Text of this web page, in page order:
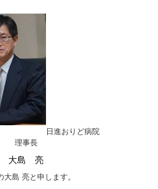
日進おりど病院
理事長
大島 亮
島 亮と申します。